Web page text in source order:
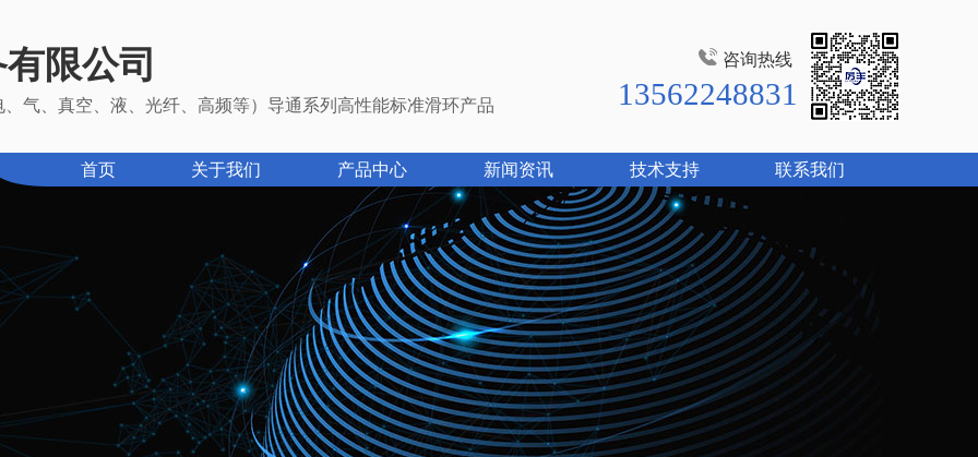
限公司
气、真空、液、光纤、高频等）导通系列高性能标准滑环产品
咨询热线
13562248831
首页 关于我们 产品中心 新闻资讯 技术支持 联系我们